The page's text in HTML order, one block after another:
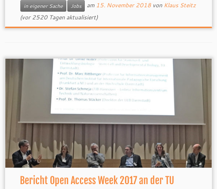
in eigener Sache
Jobs am 15. November 2018 von Klaus Steitz
(vor 2520 Tagen aktualisiert)
Bericht Open Access Week 2017 an der TU